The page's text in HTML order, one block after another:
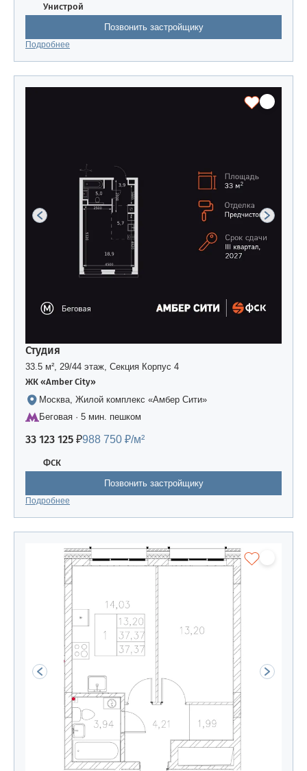
Унистрой
Позвонить застройщику
Подробнее
Студия
33.5 м², 29/44 этаж, Секция Корпус 4
ЖК «Amber Сity»
Москва, Жилой комплекс «Амбер Сити»
Беговая · 5 мин. пешком
33 123 125 ₽988 750 ₽/м²
ФСК
Позвонить застройщику
Подробнее